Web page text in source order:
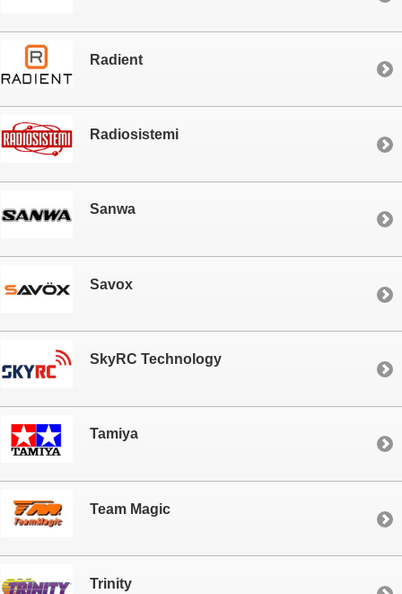
Radient
Radiosistemi
Sanwa
Savox
SkyRC Technology
Tamiya
Team Magic
Trinity